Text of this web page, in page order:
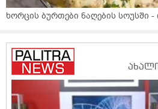
ხორცის ბურთები ნაღების სოუსში